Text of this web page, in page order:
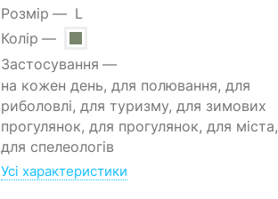
Розмір
L
Колір
Застосування
на кожен день, для полювання, для
риболовлі, для туризму, для зимових
прогулянок, для прогулянок, для міста,
для спелеологів
Усі характеристики